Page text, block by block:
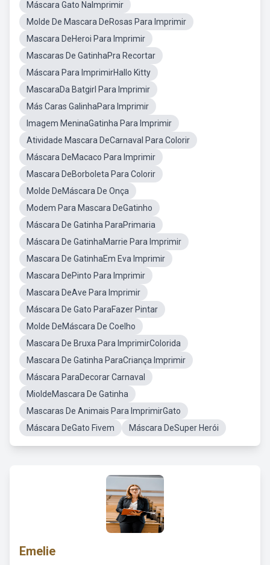
Máscara Gato NaImprimir
Molde De Mascara DeRosas Para Imprimir
Mascara DeHeroi Para Imprimir
Mascaras De GatinhaPra Recortar
Máscara Para ImprimirHallo Kitty
MascaraDa Batgirl Para Imprimir
Más Caras GalinhaPara Imprimir
Imagem MeninaGatinha Para Imprimir
Atividade Mascara DeCarnaval Para Colorir
Máscara DeMacaco Para Imprimir
Mascara DeBorboleta Para Colorir
Molde DeMáscara De Onça
Modem Para Mascara DeGatinho
Máscara De Gatinha ParaPrimaria
Máscara De GatinhaMarrie Para Imprimir
Mascara De GatinhaEm Eva Imprimir
Mascara DePinto Para Imprimir
Mascara DeAve Para Imprimir
Máscara De Gato ParaFazer Pintar
Molde DeMáscara De Coelho
Mascara De Bruxa Para ImprimirColorida
Mascara De Gatinha ParaCriança Imprimir
Máscara ParaDecorar Carnaval
MioldeMascara De Gatinha
Mascaras De Animais Para ImprimirGato
Máscara DeGato Fivem
Máscara DeSuper Herói
Emelie